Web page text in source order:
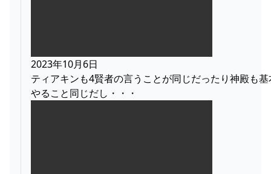
2023年10月6日
ティアキンも4賢者の言うことが同じだったり神殿も基
やること同じだし・・・